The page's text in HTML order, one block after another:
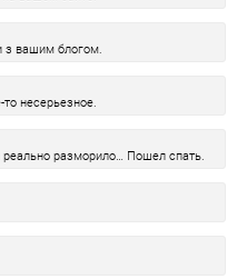
з вашим блогом.
несерьезное.
разморило… Пошел спать.